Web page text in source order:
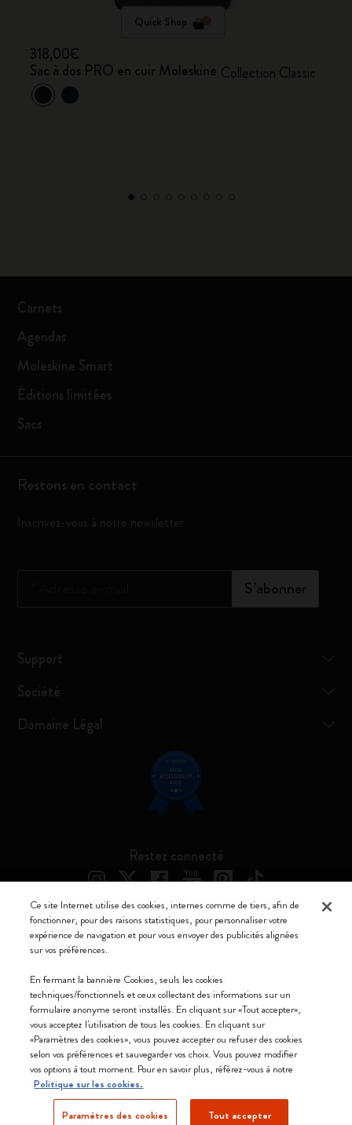
Quick Shop
318,00€
Sac à dos PRO en cuir Moleskine Collection Classic
Carnets
Agendas
Moleskine Smart
Éditions limitées
Sacs
Restons en contact
Inscrivez-vous à notre newsletter
S’abonner
Support
Société
Domaine Légal
Restez connecté
Nous acceptons
Moleskine ® est une marque enregistrée de Moleskine Srl a socio unico
Italia - P. IVA / CCIAA n. 07234480965 - REA MI 1945400 - Cap.
Soc. €2.181.513,42
Ce site Internet utilise des cookies, internes comme de tiers, afin de
fonctionner, pour des raisons statistiques, pour personnaliser votre
expérience de navigation et pour vous envoyer des publicités alignées
sur vos préférences.
En fermant la bannière Cookies, seuls les cookies
techniques/fonctionnels et ceux collectant des informations sur un
formulaire anonyme seront installés. En cliquant sur «Tout accepter»,
vous acceptez l'utilisation de tous les cookies. En cliquant sur
«Paramètres des cookies», vous pouvez accepter ou refuser des cookies
selon vos préférences et sauvegarder vos choix. Vous pouvez modifier
vos options à tout moment. Pour en savoir plus, référez-vous à notre
Politique sur les cookies.
Paramètres des cookies Tout accepter